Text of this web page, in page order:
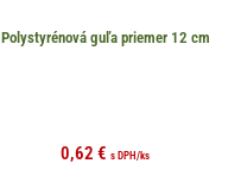
Polystyrénová guľa priemer 12 cm
0,62 € s DPH /ks